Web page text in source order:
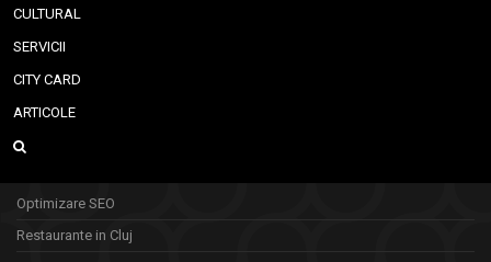
CULTURAL
SERVICII
CITY CARD
ARTICOLE
Optimizare SEO
Restaurante in Cluj